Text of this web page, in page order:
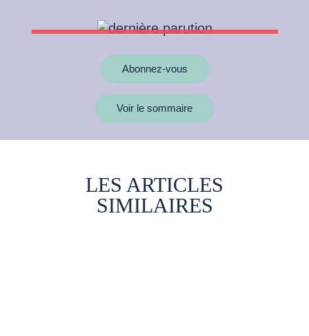
Abonnez-vous
Voir le sommaire
LES ARTICLES
SIMILAIRES